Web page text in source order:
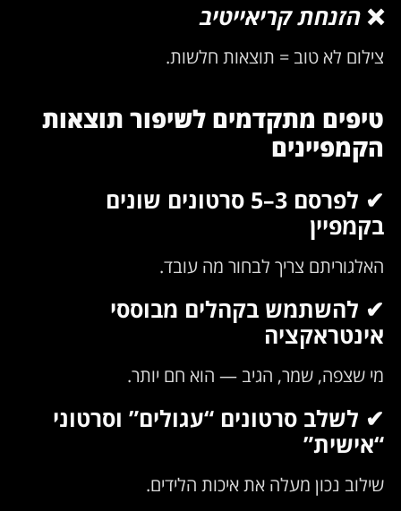
❌ הזנחת קריאייטיב
צילום לא טוב = תוצאות חלשות.
טיפים מתקדמים לשיפור תוצאות
הקמפיינים
✔ לפרסם 3–5 סרטונים שונים
בקמפיין
האלגוריתם צריך לבחור מה עובד.
✔ להשתמש בקהלים מבוססי
אינטראקציה
מי שצפה, שמר, הגיב — הוא חם יותר.
✔ לשלב סרטונים “עגולים” וסרטוני
“אישית”
שילוב נכון מעלה את איכות הלידים.